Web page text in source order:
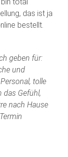
das ist ja
bestellt.
geben für:
und
tolle
das Gefühl,
nach Hause